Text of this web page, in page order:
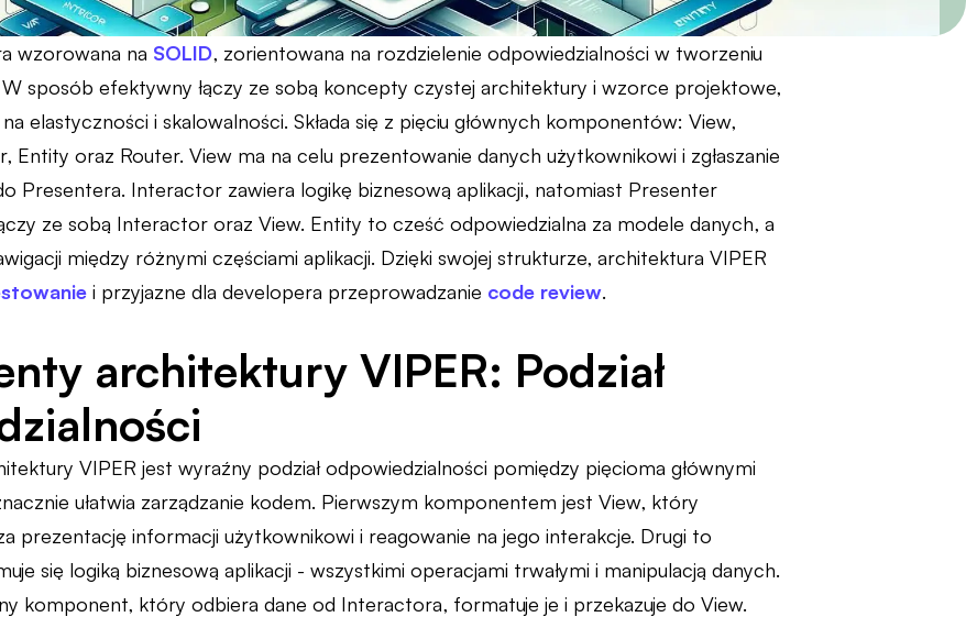
wzorowana na SOLID, zorientowana na rozdzielenie odpowiedzialności w tworzeniu
W sposób efektywny łączy ze sobą koncepty czystej architektury i wzorce projektowe,
elastyczności i skalowalności. Składa się z pięciu głównych komponentów: View,
Entity oraz Router. View ma na celu prezentowanie danych użytkownikowi i zgłaszanie
Presentera. Interactor zawiera logikę biznesową aplikacji, natomiast Presenter
ze sobą Interactor oraz View. Entity to cześć odpowiedzialna za modele danych, a
między różnymi częściami aplikacji. Dzięki swojej strukturze, architektura VIPER
i przyjazne dla developera przeprowadzanie code review.
architektury VIPER: Podział
VIPER jest wyraźny podział odpowiedzialności pomiędzy pięcioma głównymi
ułatwia zarządzanie kodem. Pierwszym komponentem jest View, który
prezentację informacji użytkownikowi i reagowanie na jego interakcje. Drugi to
się logiką biznesową aplikacji - wszystkimi operacjami trwałymi i manipulacją danych.
komponent, który odbiera dane od Interactora, formatuje je i przekazuje do View.